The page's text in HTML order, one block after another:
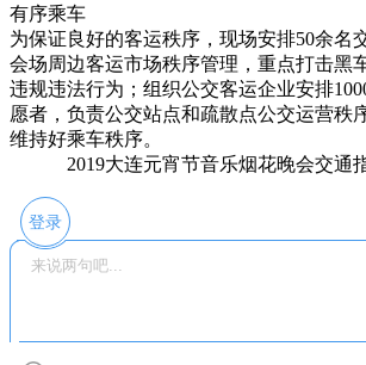
有序乘车
为保证良好的客运秩序，现场安排50余名
会场周边客运市场秩序管理，重点打击黑
违规违法行为；组织公交客运企业安排
愿者，负责公交站点和疏散点公交运营秩
维持好乘车秩序。
2019大连元宵节音乐烟花晚会交通
登录